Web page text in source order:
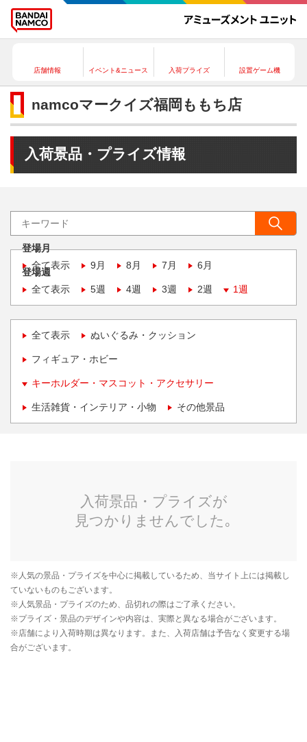
店舗情報 イベント&ニュース 入荷プライズ 設置ゲーム機
namcoマークイズ福岡ももち店
入荷景品・プライズ情報
登場月
全て表示
9月 8月 7月 6月
登場週
全て表示
5週 4週 3週 2週 1週
全て表示 ぬいぐるみ・クッション
フィギュア・ホビー
キーホルダー・マスコット・アクセサリー
生活雑貨・インテリア・小物 その他景品